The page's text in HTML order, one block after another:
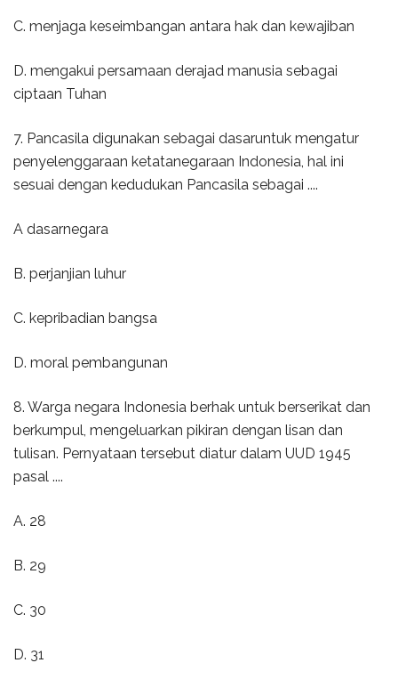
C. menjaga keseimbangan antara hak dan kewajiban
D. mengakui persamaan derajad manusia sebagai
ciptaan Tuhan
7. Pancasila digunakan sebagai dasaruntuk mengatur
penyelenggaraan ketatanegaraan Indonesia, hal ini
sesuai dengan kedudukan Pancasila sebagai ....
A dasarnegara
B. perjanjian luhur
C. kepribadian bangsa
D. moral pembangunan
8. Warga negara Indonesia berhak untuk berserikat dan
berkumpul, mengeluarkan pikiran dengan lisan dan
tulisan. Pernyataan tersebut diatur dalam UUD 1945
pasal ....
A. 28
B. 29
C. 30
D. 31